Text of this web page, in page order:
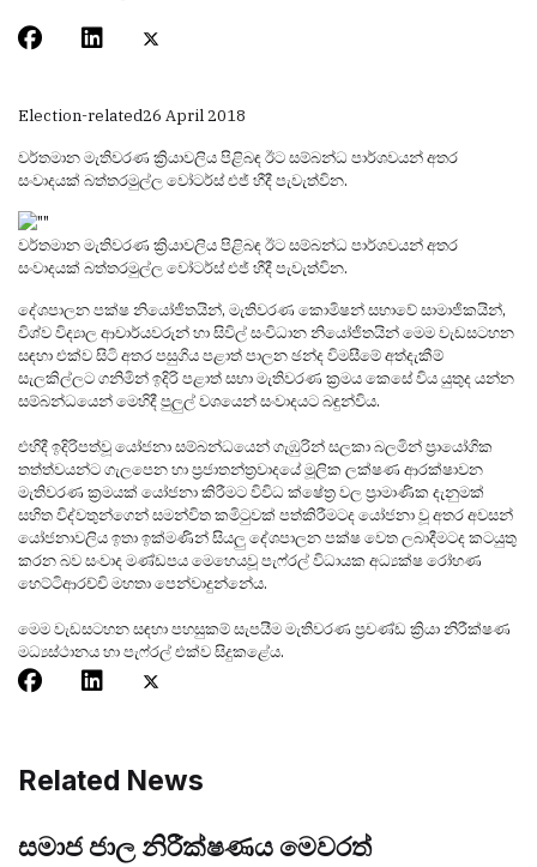
Election-related26 April 2018
වර්තමාන මැතිවරණ ක්‍රියාවලිය පිළිබඳ ඊට සම්බන්ධ පාර්ශවයන් අතර
සංවාදයක් බත්තරමුල්ල වෝටර්ස් එජ් හීදී පැවැත්වින.
වර්තමාන මැතිවරණ ක්‍රියාවලිය පිළිබඳ ඊට සම්බන්ධ පාර්ශවයන් අතර
සංවාදයක් බත්තරමුල්ල වෝටර්ස් එජ් හීදී පැවැත්වින.
දේශපාලන පක්ෂ නියෝජිතයින්, මැතිවරණ කොමිෂන් සභාවේ සාමාජිකයින්,
විශ්ව විද්‍යාල ආචාර්යවරුන් හා සිවිල් සංවිධාන නියෝජිතයින් මෙම වැඩසටහන
සඳහා එක්ව සිටි අතර පසුගිය පළාත් පාලන ඡන්ද විමසීමේ අත්දැකීම්
සැලකිල්ලට ගනිමින් ඉදිරි පළාත් සභා මැතිවරණ ක්‍රමය කෙසේ විය යුතුද යන්න
සම්බන්ධයෙන් මෙහිදී පුලුල් වශයෙන් සංවාදයට බඳුන්විය.
එහිදී ඉදිරිපත්වූ යෝජනා සම්බන්ධයෙන් ගැඹුරින් සලකා බලමින් ප්‍රායෝගික
තත්ත්වයන්ට ගැලපෙන හා ප්‍රජාතන්ත්‍රවාදයේ මූලික ලක්ෂණ ආරක්ෂාවන
මැතිවරණ ක්‍රමයක් යෝජනා කිරීමට විවිධ ක්ෂේත්‍ර වල ප්‍රාමාණික දැනුමක්
සහිත විද්වතුන්ගෙන් සමන්විත කමිටුවක් පත්කිරීමටද යෝජනා වූ අතර අවසන්
යෝජනාවලිය ඉතා ඉක්මණින් සියලු දේශපාලන පක්ෂ වෙත ලබාදීමටද කටයුතු
කරන බව සංවාද මණ්ඩපය මෙහෙයවූ පැෆ්රල් විධායක අධ්‍යක්ෂ රෝහණ
හෙට්ටිආරච්චි මහතා පෙන්වාදුන්නේය.
මෙම වැඩසටහන සඳහා පහසුකම් සැපයීම මැතිවරණ ප්‍රචණ්ඩ ක්‍රියා නිරීක්ෂණ
මධ්‍යස්ථානය හා පැෆ්රල් එක්ව සිදුකළේය.
Related News
සමාජ ජාල නිරීක්ෂණය මෙවරත්